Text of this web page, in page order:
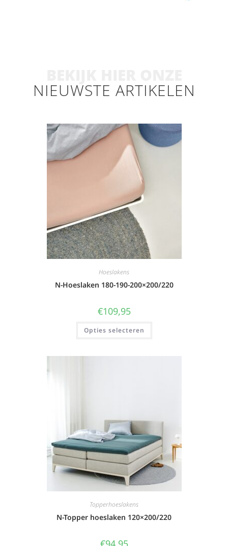
NIEUWSTE ARTIKELEN
Hoeslakens
N-Hoeslaken 180-190-200×200/220
€109,95
Opties selecteren
Topperhoeslakens
N-Topper hoeslaken 120×200/220
€94,95